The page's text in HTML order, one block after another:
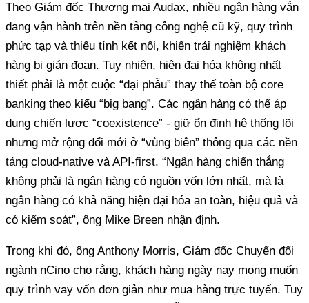
Theo Giám đốc Thương mại Audax, nhiều ngân hàng vẫn
đang vận hành trên nền tảng công nghệ cũ kỹ, quy trình
phức tạp và thiếu tính kết nối, khiến trải nghiệm khách
hàng bị gián đoạn. Tuy nhiên, hiện đại hóa không nhất
thiết phải là một cuộc “đại phẫu” thay thế toàn bộ core
banking theo kiểu “big bang”. Các ngân hàng có thể áp
dụng chiến lược “coexistence” - giữ ổn định hệ thống lõi
nhưng mở rộng đổi mới ở “vùng biên” thông qua các nền
tảng cloud-native và API-first. “Ngân hàng chiến thắng
không phải là ngân hàng có nguồn vốn lớn nhất, mà là
ngân hàng có khả năng hiện đại hóa an toàn, hiệu quả và
có kiểm soát”, ông Mike Breen nhận định.
Trong khi đó, ông Anthony Morris, Giám đốc Chuyển đổi
ngành nCino cho rằng, khách hàng ngày nay mong muốn
quy trình vay vốn đơn giản như mua hàng trực tuyến. Tuy